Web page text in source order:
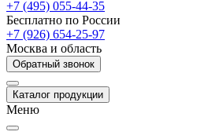
+7 (495) 055-44-35
Бесплатно по России
+7 (926) 654-25-97
Москва и область
Обратный звонок
Каталог продукции
Меню